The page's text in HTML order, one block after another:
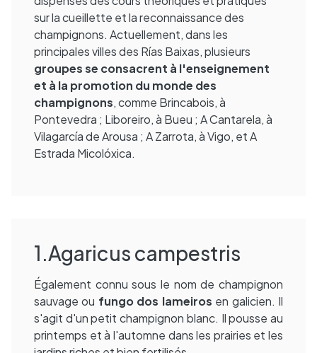
sur la cueillette et la reconnaissance des
champignons. Actuellement, dans les
principales villes des Rías Baixas, plusieurs
groupes se consacrent à l'enseignement
et à la promotion du monde des
champignons, comme Brincabois, à
Pontevedra ; Liboreiro, à Bueu ; A Cantarela, à
Vilagarcía de Arousa ; A Zarrota, à Vigo, et A
Estrada Micolóxica.
1.Agaricus campestris
Également connu sous le nom de champignon
sauvage ou fungo dos lameiros en galicien. Il
s'agit d'un petit champignon blanc. Il pousse au
printemps et à l'automne dans les prairies et les